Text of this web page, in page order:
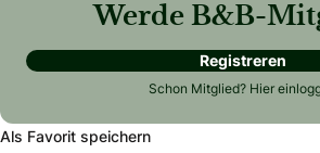
Werde B&B-
Registreren
Schon Mitglied? Hier
Als Favorit speichern